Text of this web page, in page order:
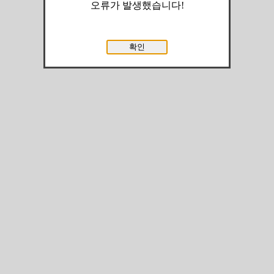
오류가 발생했습니다!
확인